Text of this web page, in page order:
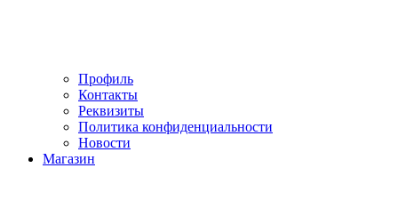
Профиль
Контакты
Реквизиты
Политика конфиденциальности
Новости
Магазин